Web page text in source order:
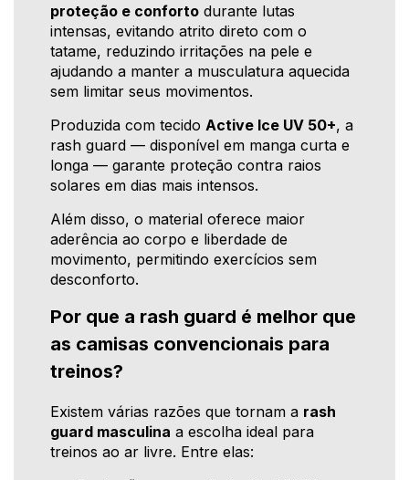
proteção e conforto durante lutas
intensas, evitando atrito direto com o
tatame, reduzindo irritações na pele e
ajudando a manter a musculatura aquecida
sem limitar seus movimentos.
Produzida com tecido Active Ice UV 50+, a
rash guard — disponível em manga curta e
longa — garante proteção contra raios
solares em dias mais intensos.
Além disso, o material oferece maior
aderência ao corpo e liberdade de
movimento, permitindo exercícios sem
desconforto.
Por que a rash guard é melhor que
as camisas convencionais para
treinos?
Existem várias razões que tornam a rash
guard masculina a escolha ideal para
treinos ao ar livre. Entre elas: